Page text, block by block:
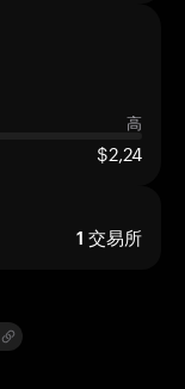
高
$2,24
1 交易所